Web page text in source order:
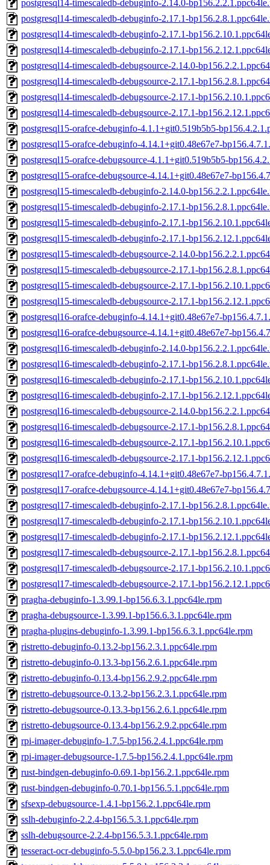
postgresql14-timescaledb-debuginfo-2.14.0-
postgresql14-timescaledb-debuginfo-2.17.1-
postgresql14-timescaledb-debuginfo-2.17.1-
postgresql14-timescaledb-debuginfo-2.17.1-
postgresql14-timescaledb-debugsource-2.14.0-
postgresql14-timescaledb-debugsource-2.17.1-
postgresql14-timescaledb-debugsource-2.17.1-
postgresql14-timescaledb-debugsource-2.17.1-
postgresql15-orafce-debuginfo-4.1.1+git0.519b5b5-
postgresql15-orafce-debuginfo-4.14.1+git0.48e67e7-
postgresql15-orafce-debugsource-4.1.1+git0.519b5b5-
postgresql15-orafce-debugsource-4.14.1+git0.48e67e7-
postgresql15-timescaledb-debuginfo-2.14.0-
postgresql15-timescaledb-debuginfo-2.17.1-
postgresql15-timescaledb-debuginfo-2.17.1-
postgresql15-timescaledb-debuginfo-2.17.1-
postgresql15-timescaledb-debugsource-2.14.0-
postgresql15-timescaledb-debugsource-2.17.1-
postgresql15-timescaledb-debugsource-2.17.1-
postgresql15-timescaledb-debugsource-2.17.1-
postgresql16-orafce-debuginfo-4.14.1+git0.48e67e7-
postgresql16-orafce-debugsource-4.14.1+git0.48e67e7-
postgresql16-timescaledb-debuginfo-2.14.0-
postgresql16-timescaledb-debuginfo-2.17.1-
postgresql16-timescaledb-debuginfo-2.17.1-
postgresql16-timescaledb-debuginfo-2.17.1-
postgresql16-timescaledb-debugsource-2.14.0-
postgresql16-timescaledb-debugsource-2.17.1-
postgresql16-timescaledb-debugsource-2.17.1-
postgresql16-timescaledb-debugsource-2.17.1-
postgresql17-orafce-debuginfo-4.14.1+git0.48e67e7-
postgresql17-orafce-debugsource-4.14.1+git0.48e67e7-
postgresql17-timescaledb-debuginfo-2.17.1-
postgresql17-timescaledb-debuginfo-2.17.1-
postgresql17-timescaledb-debuginfo-2.17.1-
postgresql17-timescaledb-debugsource-2.17.1-
postgresql17-timescaledb-debugsource-2.17.1-
postgresql17-timescaledb-debugsource-2.17.1-
pragha-debuginfo-1.3.99.1-bp156.6.3.1.ppc64le.rpm
pragha-debugsource-1.3.99.1-bp156.6.3.1.ppc64le.rpm
pragha-plugins-debuginfo-1.3.99.1-bp156.6.3.1.ppc64le.rpm
ristretto-debuginfo-0.13.2-bp156.2.3.1.ppc64le.rpm
ristretto-debuginfo-0.13.3-bp156.2.6.1.ppc64le.rpm
ristretto-debuginfo-0.13.4-bp156.2.9.2.ppc64le.rpm
ristretto-debugsource-0.13.2-bp156.2.3.1.ppc64le.rpm
ristretto-debugsource-0.13.3-bp156.2.6.1.ppc64le.rpm
ristretto-debugsource-0.13.4-bp156.2.9.2.ppc64le.rpm
rpi-imager-debuginfo-1.7.5-bp156.2.4.1.ppc64le.rpm
rpi-imager-debugsource-1.7.5-bp156.2.4.1.ppc64le.rpm
rust-bindgen-debuginfo-0.69.1-bp156.2.1.ppc64le.rpm
rust-bindgen-debuginfo-0.70.1-bp156.5.1.ppc64le.rpm
sfsexp-debugsource-1.4.1-bp156.2.1.ppc64le.rpm
sslh-debuginfo-2.2.4-bp156.5.3.1.ppc64le.rpm
sslh-debugsource-2.2.4-bp156.5.3.1.ppc64le.rpm
tesseract-ocr-debuginfo-5.5.0-bp156.2.3.1.ppc64le.rpm